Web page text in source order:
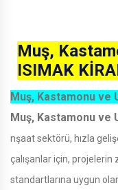
Muş,
ISIMAK
Muş, Kastamonu ve
Muş, Kastamonu ve
nşaat sektörü, hızla
çalışanlar için, projelerin
standartlarına uygun